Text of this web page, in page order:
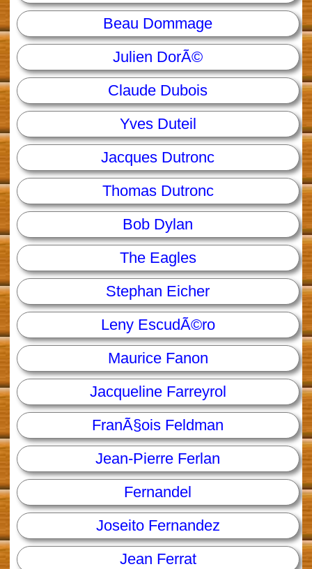
Beau Dommage
Julien DorÃ©
Claude Dubois
Yves Duteil
Jacques Dutronc
Thomas Dutronc
Bob Dylan
The Eagles
Stephan Eicher
Leny EscudÃ©ro
Maurice Fanon
Jacqueline Farreyrol
FranÃ§ois Feldman
Jean-Pierre Ferlan
Fernandel
Joseito Fernandez
Jean Ferrat